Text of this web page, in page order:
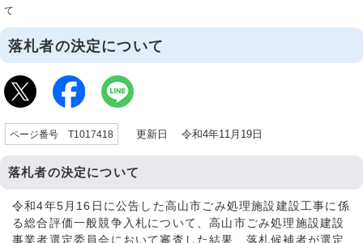
て
落札者の決定について
ページ番号 T1017418 更新日 令和4年11月19日
落札者の決定について
令和4年5月16日に公告した高山市ごみ処理施設建設工事に係
る総合評価一般競争入札について、高山市ごみ処理施設建設
事業者選定委員会において審査した結果、落札候補者が選定